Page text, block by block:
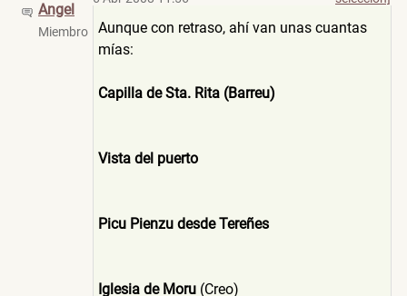
Angel
Miembro
Aunque con retraso, ahí van unas cuantas
mías:
Capilla de Sta. Rita (Barreu)
Vista del puerto
Picu Pienzu desde Tereñes
Iglesia de Moru (Creo)